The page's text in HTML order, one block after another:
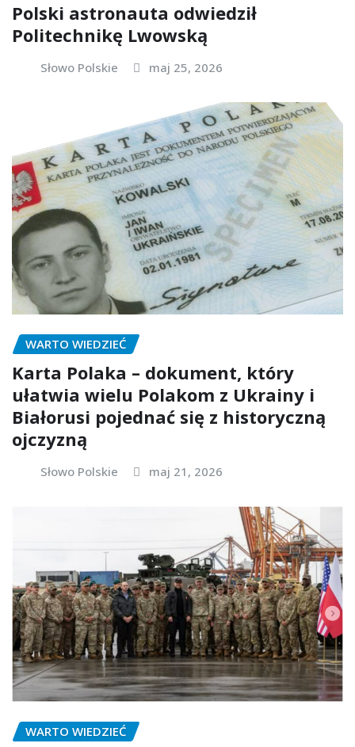
Polski astronauta odwiedził
Politechnikę Lwowską
Słowo Polskie maj 25, 2026
WARTO WIEDZIEĆ
Karta Polaka – dokument, który
ułatwia wielu Polakom z Ukrainy i
Białorusi pojednać się z historyczną
ojczyzną
Słowo Polskie maj 21, 2026
WARTO WIEDZIEĆ